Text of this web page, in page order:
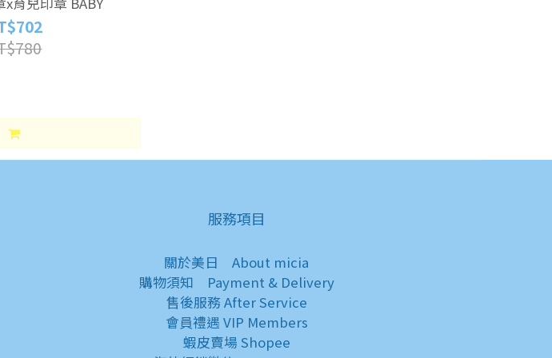
服務項目
關於美日 About micia
購物須知
Payment & Delivery
售後服務 After Service
會員禮遇 VIP Members
蝦皮賣場 Shopee